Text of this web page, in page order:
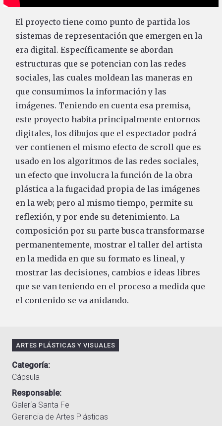
El proyecto tiene como punto de partida los
sistemas de representación que emergen en la
era digital. Específicamente se abordan
estructuras que se potencian con las redes
sociales, las cuales moldean las maneras en
que consumimos la información y las
imágenes. Teniendo en cuenta esa premisa,
este proyecto habita principalmente entornos
digitales, los dibujos que el espectador podrá
ver contienen el mismo efecto de scroll que es
usado en los algoritmos de las redes sociales,
un efecto que involucra la función de la obra
plástica a la fugacidad propia de las imágenes
en la web; pero al mismo tiempo, permite su
reflexión, y por ende su detenimiento. La
composición por su parte busca transformarse
permanentemente, mostrar el taller del artista
en la medida en que su formato es lineal, y
mostrar las decisiones, cambios e ideas libres
que se van teniendo en el proceso a medida que
el contenido se va anidando.
ARTES PLÁSTICAS Y VISUALES
Categoría
Cápsula
Responsable
Galería Santa Fe
Gerencia de Artes Plásticas